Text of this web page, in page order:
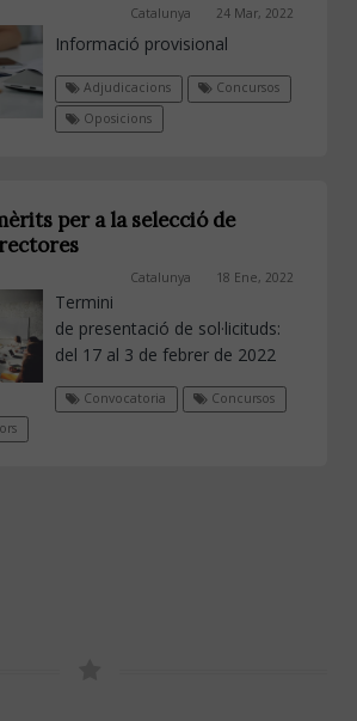
Catalunya 24 Mar, 2022
Informació provisional
Adjudicacions
Concursos
Oposicions
per a la selecció de
Catalunya 18 Ene, 2022
Termini
de presentació de sol·licituds:
del 17 al 3 de febrer de 2022
Convocatoria
Concursos